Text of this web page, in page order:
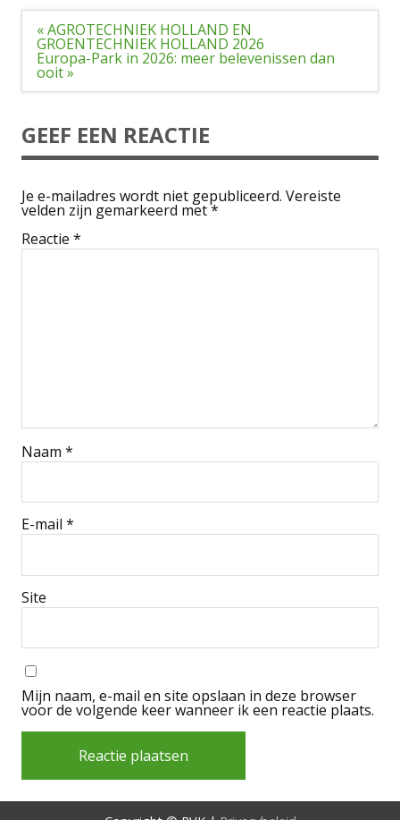
Bericht
navigatie
« AGROTECHNIEK HOLLAND EN
GROENTECHNIEK HOLLAND 2026
Europa-Park in 2026: meer belevenissen dan
ooit »
GEEF EEN REACTIE
Je e-mailadres wordt niet gepubliceerd. Vereiste
velden zijn gemarkeerd met*
Reactie *
Naam *
E-mail *
Site
Mijn naam, e-mail en site opslaan in deze browser
voor de volgende keer wanneer ik een reactie plaats.